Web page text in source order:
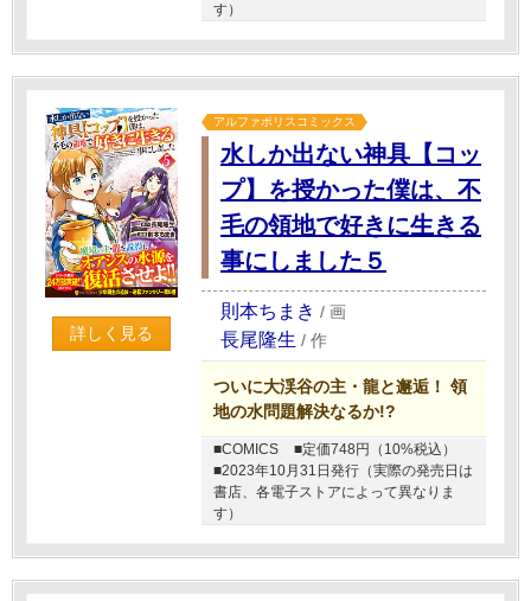
す）
詳しく見る
アルファポリスコミックス
水しか出ない神具【コッ
プ】を授かった僕は、不
毛の領地で好きに生きる
事にしました５
則本ちまき / 画
長尾隆生 / 作
ついに大渓谷の主・龍と邂逅！ 領
地の水問題解決なるか!?
■COMICS
■定価748円（10%税込）
■2023年10月31日発行（実際の発売日は
書店、各電子ストアによって異なりま
す）